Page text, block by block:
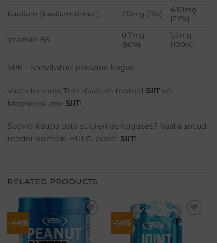
Kaalium (kaaliumtsitraat) 215mg (11%)
430mg
(22%)
Vitamiin B6
0,7mg
(50%)
1,4mg
(100%)
SPK – Soovitatud päevane kogus
Vaata ka meie Teisi Kaalium tooteid SIITvõi
Magneesiume SIIT!
Soovid kaupa osta suuremas koguses? Vaata antud
toodet ka meie HULGI poest SIIT!
RELATED PRODUCTS
-44%
soovikorvi
-14%
Lisa